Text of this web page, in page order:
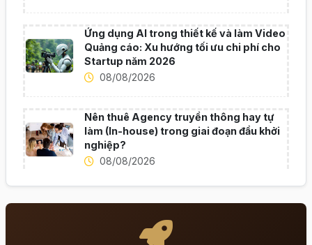
Ứng dụng AI trong thiết kế và làm Video
Quảng cáo: Xu hướng tối ưu chi phí cho
Startup năm 2026
08/08/2026
Nên thuê Agency truyền thông hay tự
làm (In-house) trong giai đoạn đầu khởi
nghiệp?
08/08/2026